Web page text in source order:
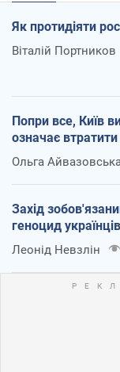
Як протидіяти
Віталій Портников
Попри все, Київ
означає
Ольга
Захід
геноцид українців
Леонід Невзлін